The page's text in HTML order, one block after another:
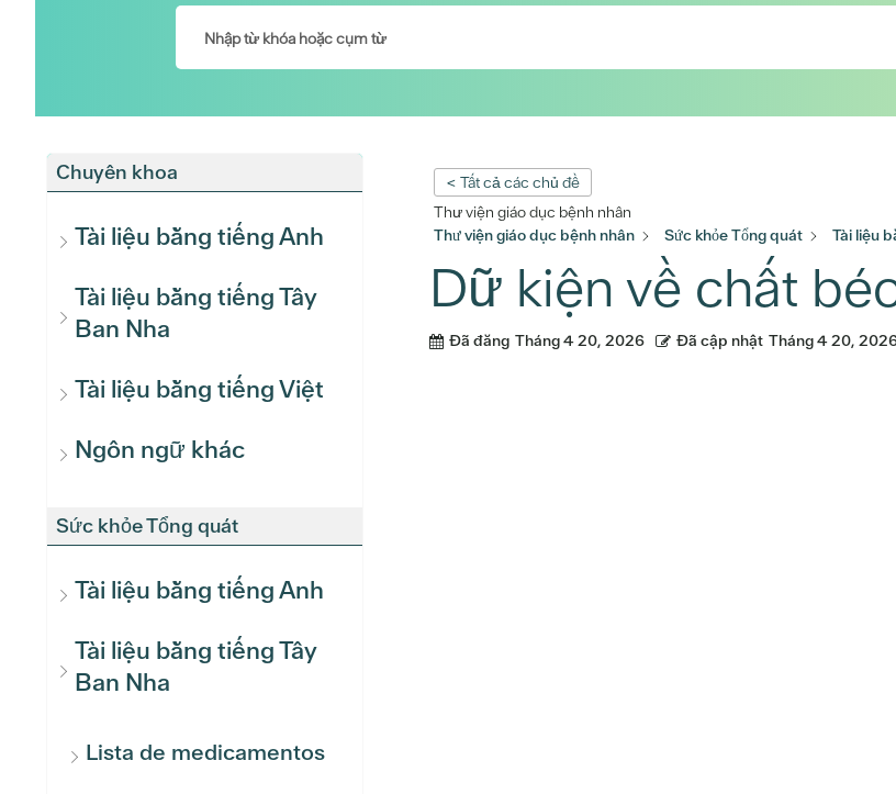
Chuyên khoa
Tài liệu bằng tiếng Anh
Tài liệu bằng tiếng Tây
Ban Nha
Tài liệu bằng tiếng Việt
Ngôn ngữ khác
Sức khỏe Tổng quát
Tài liệu bằng tiếng Anh
Tài liệu bằng tiếng Tây
Ban Nha
Lista de medicamentos
< Tất cả các chủ đề
Thư viện giáo dục bệnh nhân
Thư viện giáo dục bệnh nhân
Sức khỏe Tổng quát Tài liệu
Dữ kiện về chất
Đã đăng Tháng 4 20, 2026 Đã cập nhật Tháng 4 20,